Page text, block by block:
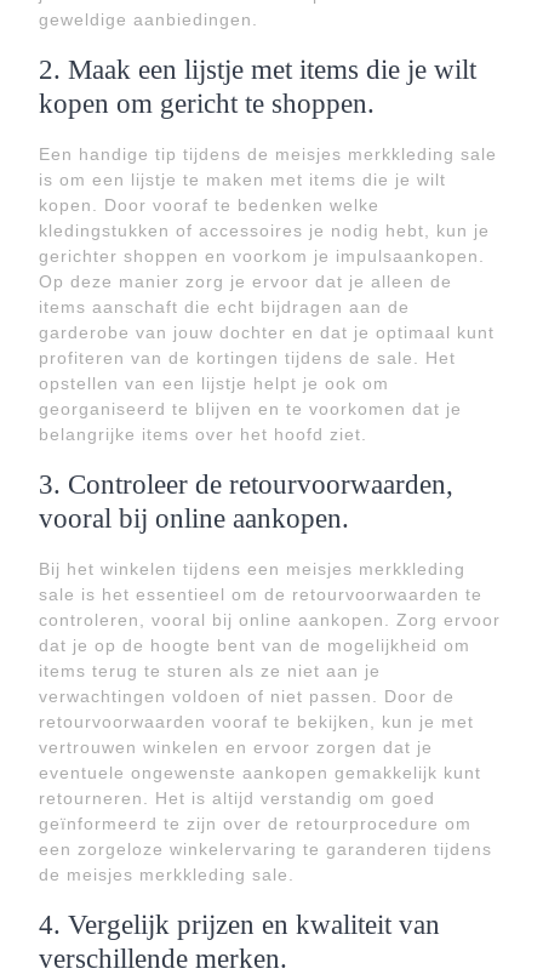
geweldige aanbiedingen.
2. Maak een lijstje met items die je wilt
kopen om gericht te shoppen.
Een handige tip tijdens de meisjes merkkleding sale
is om een lijstje te maken met items die je wilt
kopen. Door vooraf te bedenken welke
kledingstukken of accessoires je nodig hebt, kun je
gerichter shoppen en voorkom je impulsaankopen.
Op deze manier zorg je ervoor dat je alleen de
items aanschaft die echt bijdragen aan de
garderobe van jouw dochter en dat je optimaal kunt
profiteren van de kortingen tijdens de sale. Het
opstellen van een lijstje helpt je ook om
georganiseerd te blijven en te voorkomen dat je
belangrijke items over het hoofd ziet.
3. Controleer de retourvoorwaarden,
vooral bij online aankopen.
Bij het winkelen tijdens een meisjes merkkleding
sale is het essentieel om de retourvoorwaarden te
controleren, vooral bij online aankopen. Zorg ervoor
dat je op de hoogte bent van de mogelijkheid om
items terug te sturen als ze niet aan je
verwachtingen voldoen of niet passen. Door de
retourvoorwaarden vooraf te bekijken, kun je met
vertrouwen winkelen en ervoor zorgen dat je
eventuele ongewenste aankopen gemakkelijk kunt
retourneren. Het is altijd verstandig om goed
geïnformeerd te zijn over de retourprocedure om
een zorgeloze winkelervaring te garanderen tijdens
de meisjes merkkleding sale.
4. Vergelijk prijzen en kwaliteit van
verschillende merken.